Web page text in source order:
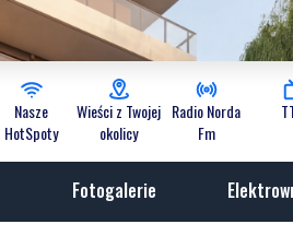
Nasze
HotSpoty
Wieści z Twojej
okolicy
Radio Norda
Fm
Fotogalerie